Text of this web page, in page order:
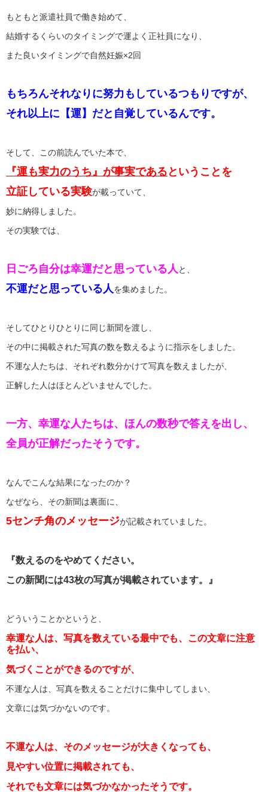
もともと派遣社員で働き始めて、
結婚するくらいのタイミングで運よく正社員になり、
また良いタイミングで自然妊娠×2回
もちろんそれなりに努力もしているつもりですが、
それ以上に【運】だと自覚しているんです。
そして、この前読んでいた本で、
『運も実力のうち』が事実である ということを
立証している実験が載っていて、
妙に納得しました。
その実験では、
日ごろ自分は幸運だと思っている人 と、
不運だと思っている人 を集めました。
そしてひとりひとりに同じ新聞を渡し、
その中に掲載された写真の数を数えるように指示をしました。
不運な人たちは、それぞれ数分かけて写真を数えましたが、
正解した人はほとんどいませんでした。
一方、幸運な人たちは、ほんの数秒で答えを出し、
全員が正解だったそうです。
なんでこんな結果になったのか？
なぜなら、その新聞は裏面に、
5センチ角のメッセージが記載されていました。
『数えるのをやめてください。
この新聞には43枚の写真が掲載されています。』
どういうことかというと、
幸運な人は、写真を数えている最中でも、この文章に注意
を払い、
気づくことができるのですが、
不運な人は、写真を数えることだけに集中してしまい、
文章には気づかないのです。
不運な人は、そのメッセージが大きくなっても、
見やすい位置に掲載されても、
それでも文章には気づかなかったそうです。